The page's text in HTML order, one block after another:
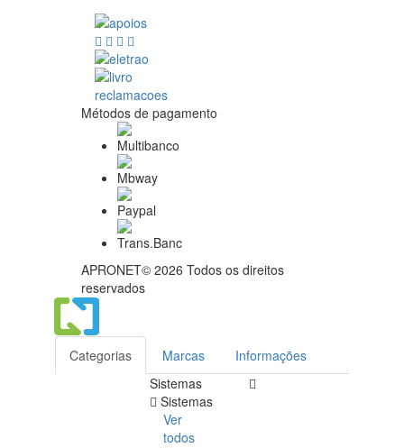
Métodos de pagamento
APRONET© 2026 Todos os direitos
reservados
Categorias Marcas
Informações
Sistemas
Sistemas
Ver
todos